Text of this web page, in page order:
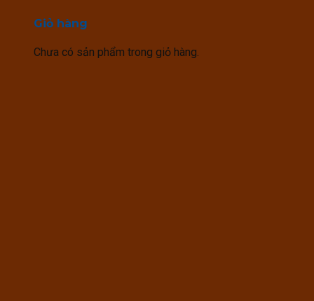
Giỏ hàng
Chưa có sản phẩm trong giỏ hàng.